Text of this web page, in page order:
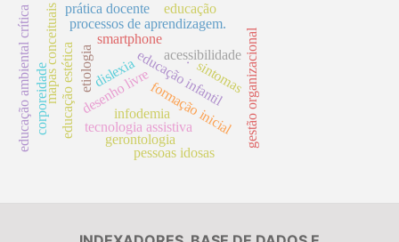
desenho livreeducação infantil
educação estética acessibilidade
tecnologia assistiva
dislexia
smartphone
.
mapas conceituais processos de aprendizagem.
formação inicial gestão organizacional
educação ambiental crítica prática docente
corporeidade etiologia
educação
gerontologia
pessoas idosas
sintomas
infodemia